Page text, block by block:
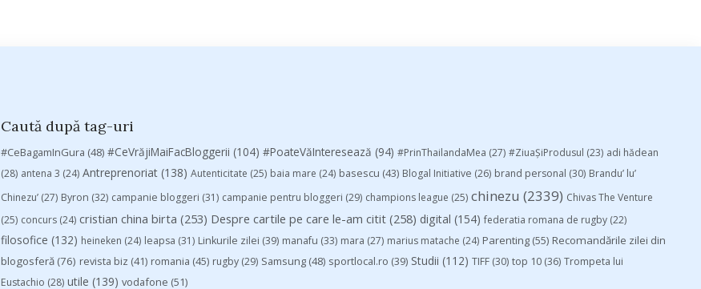
Caută după tag-uri
#CeBagamInGura (48) #CeVrăjiMaiFacBloggerii (104) #PoateVăInteresează (94) #PrinThailandaMea (27) #ZiuaȘiProdusul (23) adi hădean
(28) antena 3 (24) Antreprenoriat (138) Autenticitate (25) baia mare (24) basescu (43) Blogal Initiative (26) brand personal (30) Brandu’ lu’
Chinezu’ (27) Byron (32) campanie bloggeri (31) campanie pentru bloggeri (29) champions league (25) chinezu (2339) Chivas The Venture
(25) concurs (24) cristian china birta (253) Despre cartile pe care le-am citit (258) digital (154) federatia romana de rugby (22)
filosofice (132) heineken (24) leapsa (31) Linkurile zilei (39) manafu (33) mara (27) marius matache (24) Parenting (55) Recomandările zilei din
blogosferă (76) revista biz (41) romania (45) rugby (29) Samsung (48) sportlocal.ro (39) Studii (112) TIFF (30) top 10 (36) Trompeta lui
Eustachio (28) utile (139) vodafone (51)